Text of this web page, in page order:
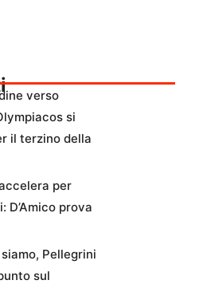
verso
si
il terzino della
per
D’Amico prova
Pellegrini
sul